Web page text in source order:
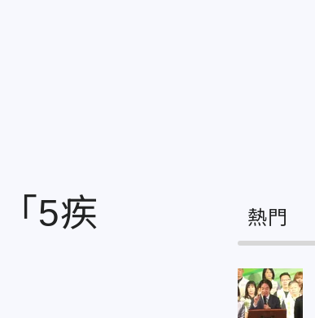
5疾
熱門